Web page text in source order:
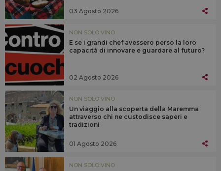
03 Agosto 2026
NON SOLO VINO
E se i grandi chef avessero perso la loro
capacità di innovare e guardare al futuro?
02 Agosto 2026
NON SOLO VINO
Un viaggio alla scoperta della Maremma
attraverso chi ne custodisce saperi e
tradizioni
01 Agosto 2026
NON SOLO VINO